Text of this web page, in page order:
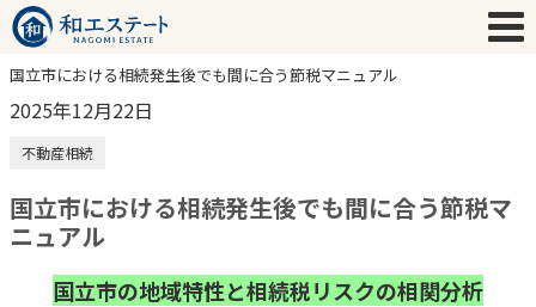
国立市における相続発生後でも間に合う節税マニュアル
2025年12月22日
不動産相続
国立市における相続発生後でも間に合う節税マ
ニュアル
国立市の地域特性と相続税リスクの相関分析